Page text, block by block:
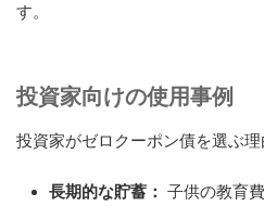
す。
投資家向けの使用事例
投資家がゼロクーポン債を選ぶ理
長期的な貯蓄： 子供の教育